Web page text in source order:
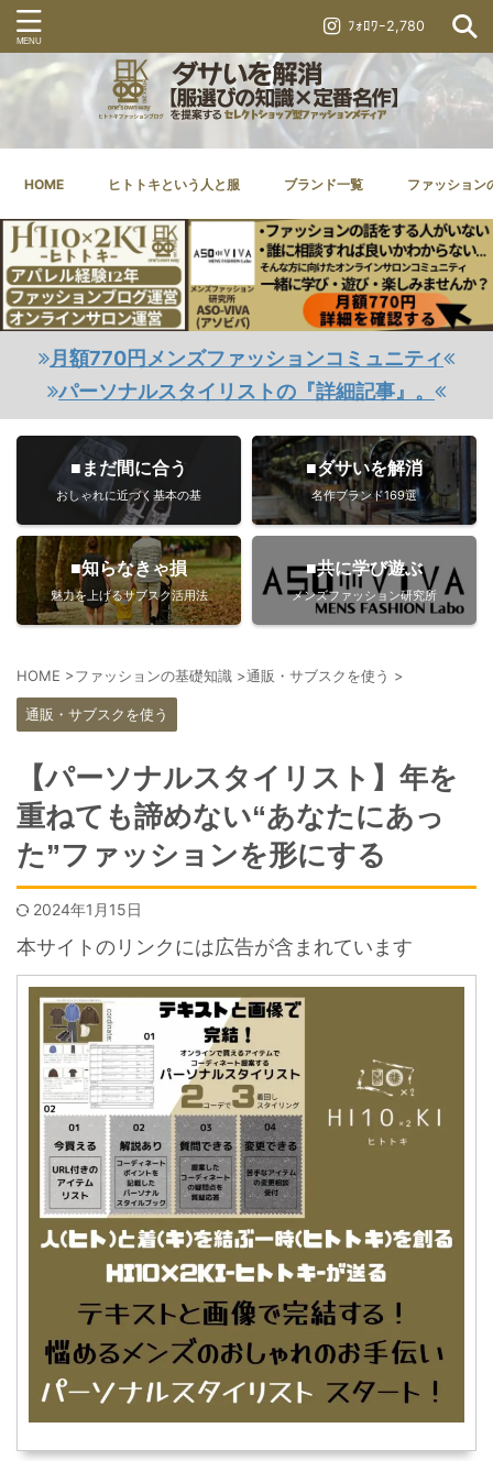
ﾌｫﾛﾜｰ2,780
HOME ヒトトキという人と服 ブランド一覧 ファッション
月額770円メンズファッションコミュニティ
パーソナルスタイリストの『詳細記事』。
■まだ間に合う
おしゃれに近づく基本の基
■ダサいを解消
名作ブランド169選
■知らなきゃ損
魅力を上げるサブスク活用法
■共に学び遊ぶ
メンズファッション研究所
HOME >ファッションの基礎知識 >通販・サブスクを使う >
通販・サブスクを使う
【パーソナルスタイリスト】年を
重ねても諦めない“あなたにあっ
た”ファッションを形にする
2024年1月15日
本サイトのリンクには広告が含まれています